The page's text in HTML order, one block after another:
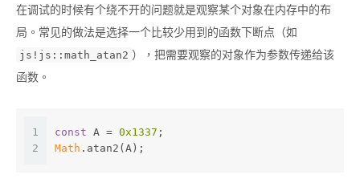
在调试的时候有个绕不开的问题就是观察某个对象在内存中的布
局。常见的做法是选择一个比较少用到的函数下断点（如
js!js::math_atan2 ），把需要观察的对象作为参数传递给该
函数。
1
2
const A = 0x1337 ;
Math .atan2(A);